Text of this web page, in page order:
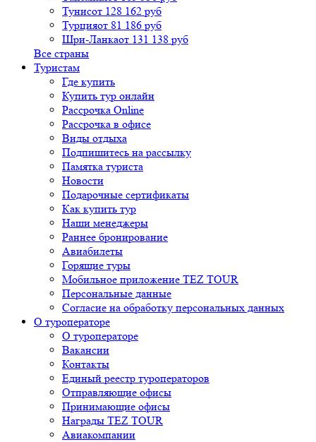
Тунисот 128 162 руб
Турцияот 81 186 руб
Шри-Ланкаот 131 138 руб
Все страны
Туристам
Где купить
Купить тур онлайн
Рассрочка Online
Рассрочка в офисе
Виды отдыха
Подпишитесь на рассылку
Памятка туриста
Новости
Подарочные сертификаты
Как купить тур
Наши менеджеры
Раннее бронирование
Авиабилеты
Горящие туры
Мобильное приложение TEZ TOUR
Персональные данные
Согласие на обработку персональных данных
О туроператоре
О туроператоре
Вакансии
Контакты
Единый реестр туроператоров
Отправляющие офисы
Принимающие офисы
Награды TEZ TOUR
Авиакомпании